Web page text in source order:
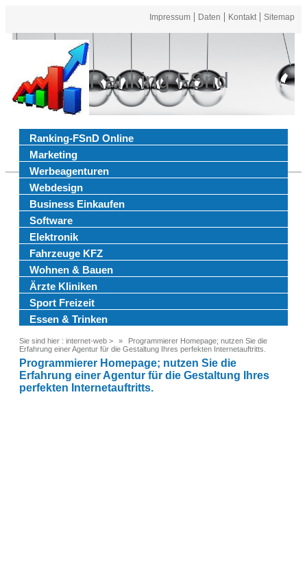
Impressum Daten Kontakt Sitemap
Ranking FSnd
Ranking-FSnD Online
Marketing
Werbeagenturen
Webdesign
Business Einkaufen
Software
Elektronik
Fahrzeuge KFZ
Wohnen & Bauen
Ärzte Kliniken
Sport Freizeit
Essen & Trinken
Sie sind hier : internet-web >
Programmierer Homepage; nutzen Sie die
Erfahrung einer Agentur für die Gestaltung Ihres perfekten Internetauftritts.
Programmierer Homepage; nutzen Sie die
Erfahrung einer Agentur für die Gestaltung Ihres
perfekten Internetauftritts.